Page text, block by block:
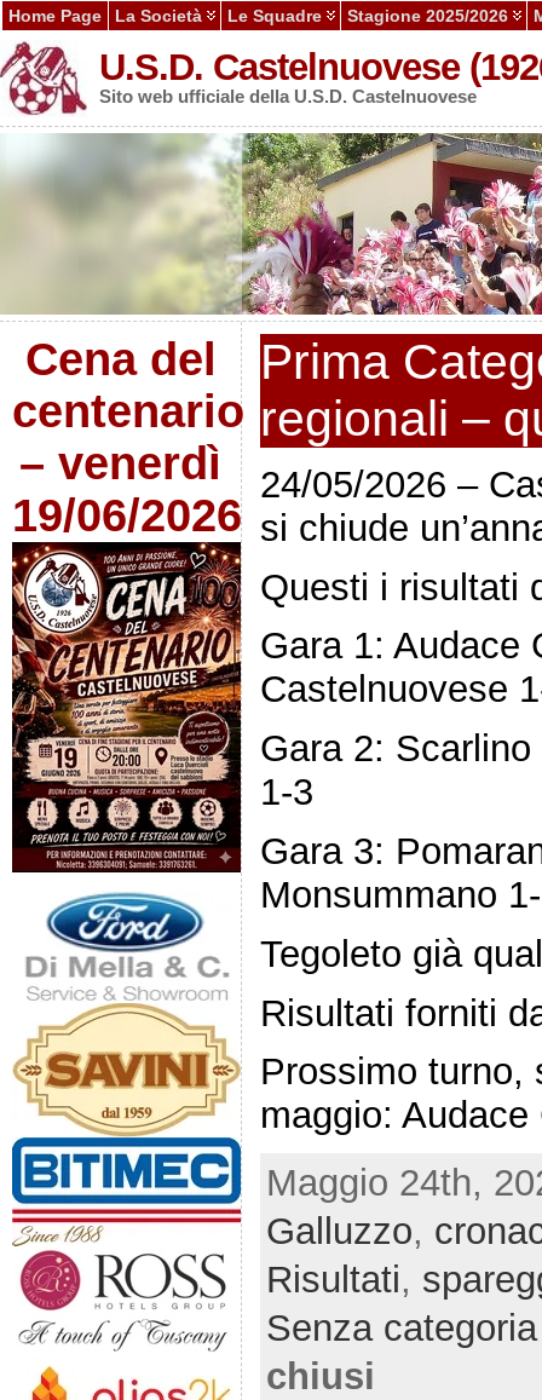
Home Page La Società Le Squadre Stagione 2025/2026
U.S.D. Castelnuovese
Sito web ufficiale della U.S.D. Castelnuovese
Cena del
centenario
– venerdì
19/06/2026
Prima
regionali –
24/05/2026 –
si chiude
Questi i risultati
Gara 1: Audace
Castelnuovese
Gara 2:
1-3
Gara 3:
Monsummano
Tegoleto già
Risultati forniti
Prossimo turno,
maggio:
Maggio 24th,
Galluzzo,
Risultati,
Senza categoria
chiusi